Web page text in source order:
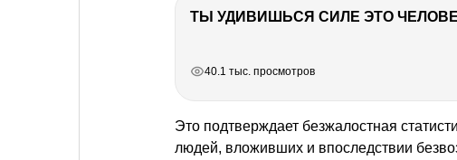
40.1 тыс. просмотров
Это подтверждает безжалостная
людей, вложивших и впоследствии